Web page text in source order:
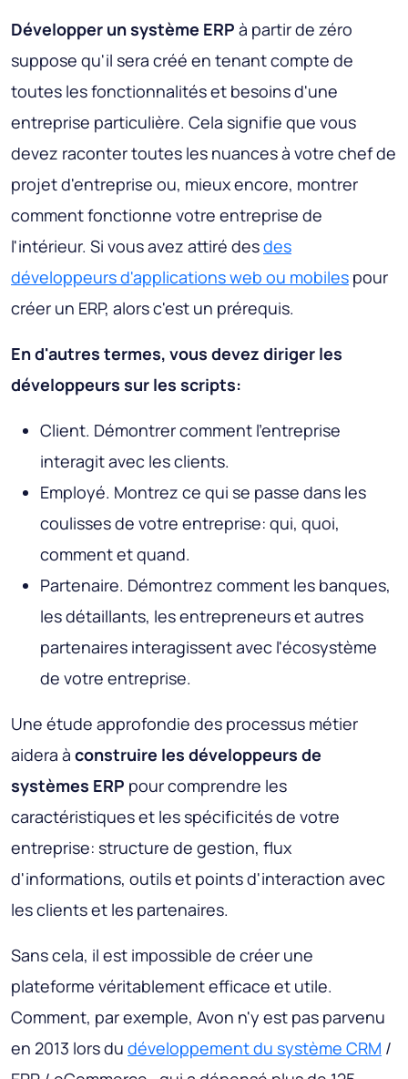
Développer un système ERP à partir de zéro
suppose qu'il sera créé en tenant compte de
toutes les fonctionnalités et besoins d'une
entreprise particulière. Cela signifie que vous
devez raconter toutes les nuances à votre chef de
projet d'entreprise ou, mieux encore, montrer
comment fonctionne votre entreprise de
l'intérieur. Si vous avez attiré desdes
développeurs d'applications web ou mobiles pour
créer un ERP, alors c'est un prérequis.
En d'autres termes, vous devez diriger les
développeurs sur les scripts:
Client. Démontrer comment l'entreprise
interagit avec les clients.
Employé. Montrez ce qui se passe dans les
coulisses de votre entreprise: qui, quoi,
comment et quand.
Partenaire. Démontrez comment les banques,
les détaillants, les entrepreneurs et autres
partenaires interagissent avec l'écosystème
de votre entreprise.
Une étude approfondie des processus métier
aidera à construire les développeurs de
systèmes ERP pour comprendre les
caractéristiques et les spécificités de votre
entreprise: structure de gestion, flux
d'informations, outils et points d'interaction avec
les clients et les partenaires.
Sans cela, il est impossible de créer une
plateforme véritablement efficace et utile.
Comment, par exemple, Avon n'y est pas parvenu
en 2013 lors du développement du système CRM /